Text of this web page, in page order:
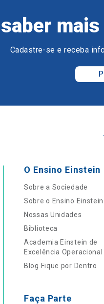
Cadastre-se e receba
O Ensino Einstein
Sobre a Sociedade
Sobre o Ensino Einstein
Nossas Unidades
Biblioteca
Academia Einstein de
Excelência Operacional
Blog Fique por Dentro
Faça Parte